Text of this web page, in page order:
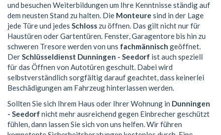
und besuchen Weiterbildungen um Ihre Kenntnisse ständig auf
dem neusten Stand zu halten. Die Monteure sind in der Lage
jede Türe und jedes Schloss zu öffnen. Das gilt nicht nur für
Haustüren oder Gartentüren. Fenster, Garagentore bis hin zu
schweren Tresore werden von uns fachmännisch geöffnet.
DerSchlüsseldienst Dunningen - Seedorf ist auch speziell
für das Öffnen von Autotüren geschult. Dabei wird
selbstverständlich sorgfältig darauf geachtet, dass keinerlei
Beschädigungen am Fahrzeug hinterlassen werden.
Sollten Sie sich Ihrem Haus oder Ihrer Wohnung in Dunningen
- Seedorf nicht mehr ausreichend gegen Einbrecher geschützt
fühlen, dann lassen Sie sich von uns helfen. Wir führen